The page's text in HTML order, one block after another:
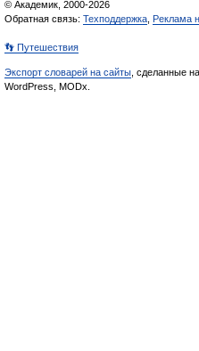
© Академик, 2000-2026
Обратная связь: Техподдержка Реклама
👣 Путешествия
Экспорт словарей на сайты , сделанные
WordPress, MODx.